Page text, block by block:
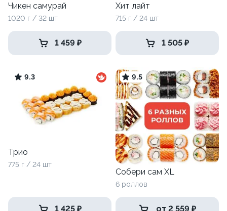
Чикен самурай
1020 г / 32 шт
1 459 ₽
Хит лайт
715 г / 24 шт
1 505 ₽
9.3
Трио
775 г / 24 шт
1 425 ₽
9.5
Собери сам XL
6 роллов
от 2 559 ₽